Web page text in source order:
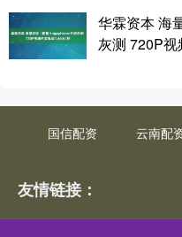
华霖资本 海
灰测 720P
国信配资 云南配
友情链接：